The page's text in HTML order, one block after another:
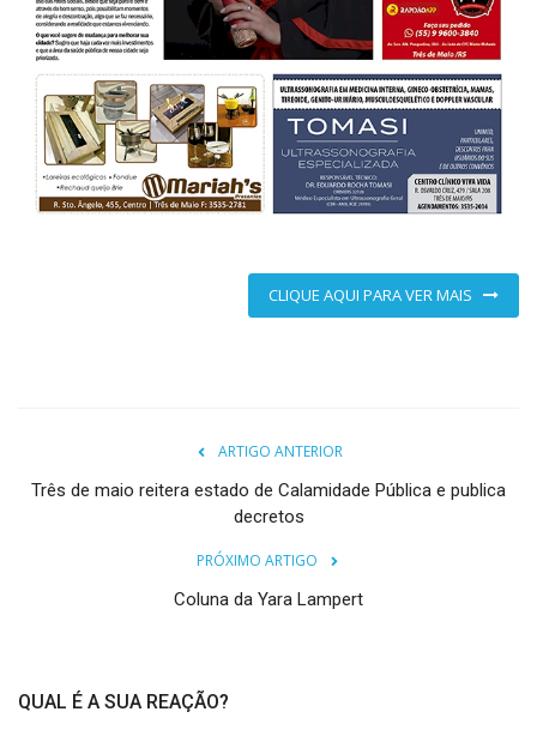
CLIQUE AQUI PARA VER MAIS
ARTIGO ANTERIOR
Três de maio reitera estado de Calamidade Pública e publica
decretos
PRÓXIMO ARTIGO
Coluna da Yara Lampert
QUAL É A SUA REAÇÃO?